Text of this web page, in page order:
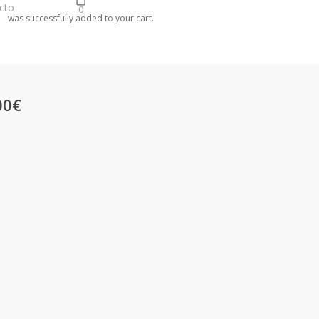
0
was successfully added to your cart.